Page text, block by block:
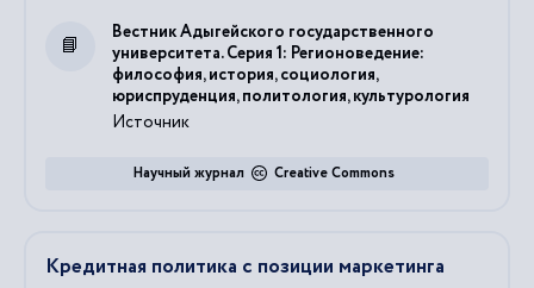
Источник
Вестник Адыгейского государственного
университета. Серия 1: Регионоведение:
философия, история, социология,
юриспруденция, политология, культурология
Creative Commons
Научный журнал
Кредитная политика с позиции маркетинга